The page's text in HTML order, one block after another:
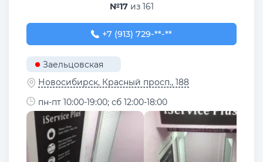
№17из 161
+7 (913) 729-31-07
+7 (913) 729-**-**
Заельцовская
Новосибирск, Красный просп., 188
пн-пт 10:00-19:00; сб 12:00-18:00